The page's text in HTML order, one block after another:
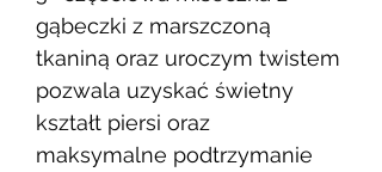
gąbeczki z marszczoną
tkaniną oraz uroczym twistem
pozwala uzyskać świetny
kształt piersi oraz
maksymalne podtrzymanie